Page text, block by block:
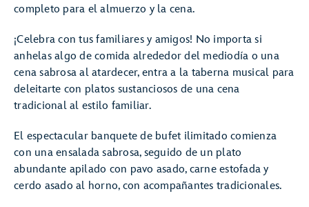
completo para el almuerzo y la cena.
¡Celebra con tus familiares y amigos! No importa si
anhelas algo de comida alrededor del mediodía o una
cena sabrosa al atardecer, entra a la taberna musical para
deleitarte con platos sustanciosos de una cena
tradicional al estilo familiar.
El espectacular banquete de bufet ilimitado comienza
con una ensalada sabrosa, seguido de un plato
abundante apilado con pavo asado, carne estofada y
cerdo asado al horno, con acompañantes tradicionales.